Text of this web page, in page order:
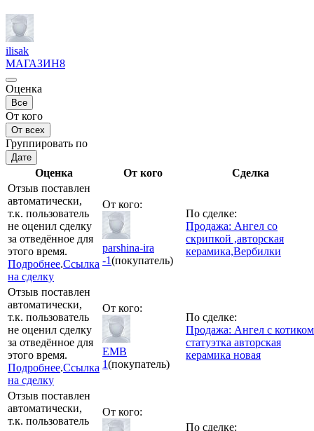
ilisak
МАГАЗИН8
Оценка
Все
От кого
От всех
Группировать по
Дате
Оценка От кого
Сделка
Отзыв поставлен
автоматически,
т.к. пользователь
не оценил сделку
за отведённое для
этого время.
Подробнее.Ссылка
на сделку
От кого:
parshina-ira
-1(покупатель)
По сделке:
Продажа: Ангел со
скрипкой ,авторская
керамика,Вербилки
Отзыв поставлен
автоматически,
т.к. пользователь
не оценил сделку
за отведённое для
этого время.
Подробнее.Ссылка
на сделку
От кого:
ЕМВ
1(покупатель)
По сделке:
Продажа: Ангел с котиком
статуэтка авторская
керамика новая
Отзыв поставлен
автоматически,
т.к. пользователь
От кого:
По сделке: